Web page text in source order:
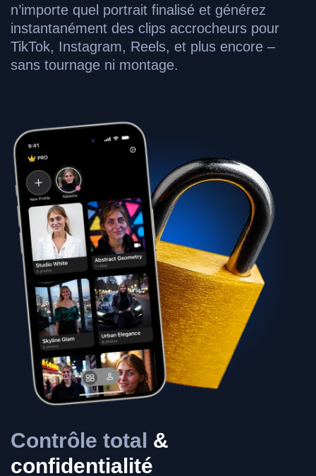
n’importe quel portrait finalisé et générez
instantanément des clips accrocheurs pour
TikTok, Instagram, Reels, et plus encore –
sans tournage ni montage.
Contrôle total &
confidentialité